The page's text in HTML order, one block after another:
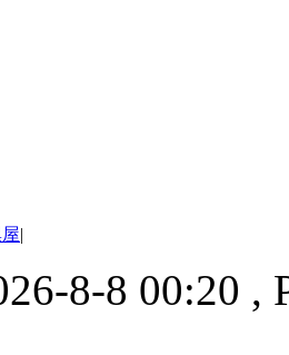
|
8-8 00:20 ,